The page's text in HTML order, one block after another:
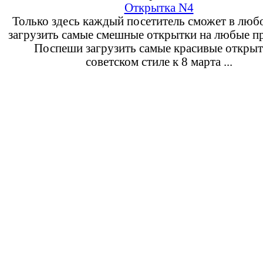
Открытка N4
Только здесь каждый посетитель сможет в
загрузить самые смешные открытки на любые
Поспеши загрузить самые красивые
советском стиле к 8 марта ...